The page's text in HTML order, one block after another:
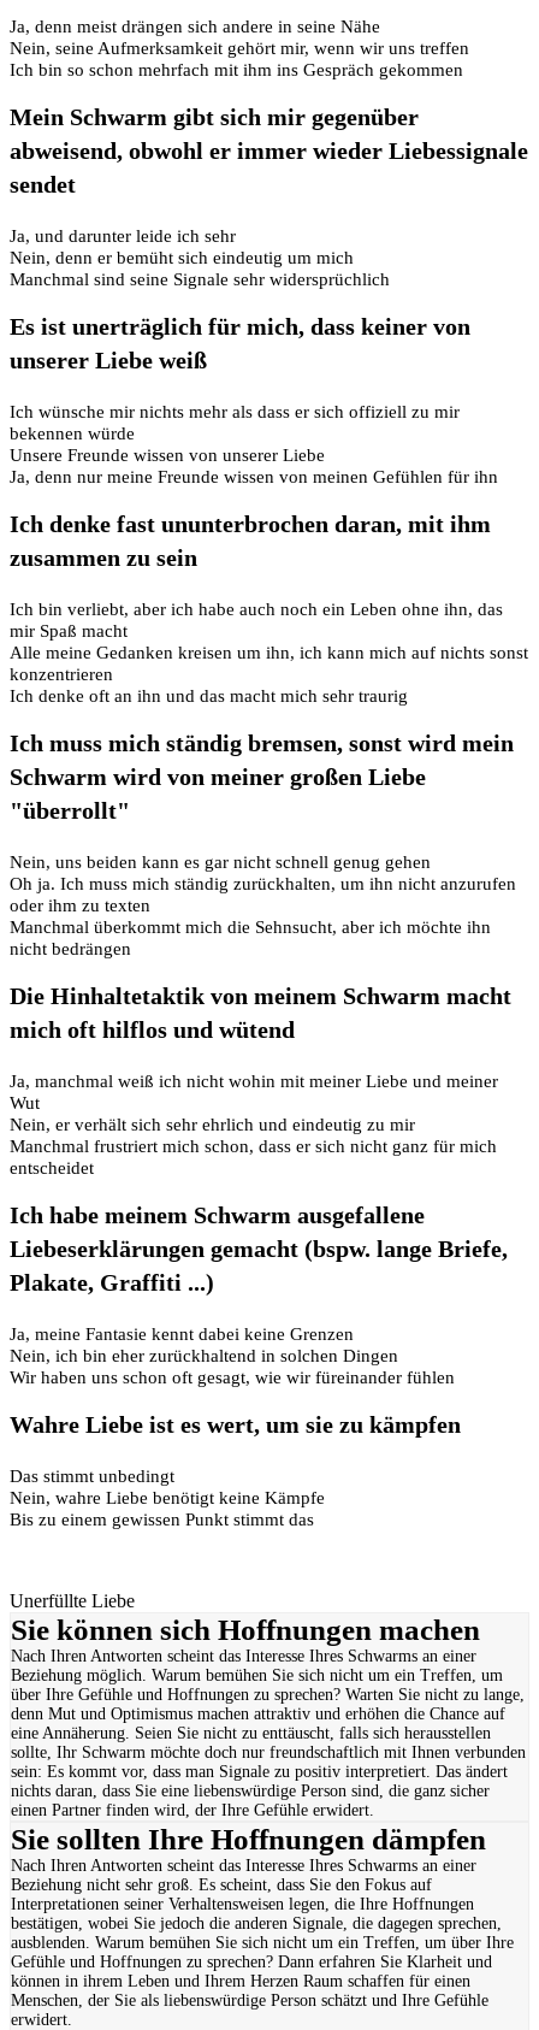
Ja, denn meist drängen sich andere in seine Nähe
Nein, seine Aufmerksamkeit gehört mir, wenn wir uns treffen
Ich bin so schon mehrfach mit ihm ins Gespräch gekommen
Mein Schwarm gibt sich mir gegenüber
abweisend, obwohl er immer wieder Liebessignale
sendet
Ja, und darunter leide ich sehr
Nein, denn er bemüht sich eindeutig um mich
Manchmal sind seine Signale sehr widersprüchlich
Es ist unerträglich für mich, dass keiner von
unserer Liebe weiß
Ich wünsche mir nichts mehr als dass er sich offiziell zu mir
bekennen würde
Unsere Freunde wissen von unserer Liebe
Ja, denn nur meine Freunde wissen von meinen Gefühlen für ihn
Ich denke fast ununterbrochen daran, mit ihm
zusammen zu sein
Ich bin verliebt, aber ich habe auch noch ein Leben ohne ihn, das
mir Spaß macht
Alle meine Gedanken kreisen um ihn, ich kann mich auf nichts sonst
konzentrieren
Ich denke oft an ihn und das macht mich sehr traurig
Ich muss mich ständig bremsen, sonst wird mein
Schwarm wird von meiner großen Liebe
"überrollt"
Nein, uns beiden kann es gar nicht schnell genug gehen
Oh ja. Ich muss mich ständig zurückhalten, um ihn nicht anzurufen
oder ihm zu texten
Manchmal überkommt mich die Sehnsucht, aber ich möchte ihn
nicht bedrängen
Die Hinhaltetaktik von meinem Schwarm macht
mich oft hilflos und wütend
Ja, manchmal weiß ich nicht wohin mit meiner Liebe und meiner
Wut
Nein, er verhält sich sehr ehrlich und eindeutig zu mir
Manchmal frustriert mich schon, dass er sich nicht ganz für mich
entscheidet
Ich habe meinem Schwarm ausgefallene
Liebeserklärungen gemacht (bspw. lange Briefe,
Plakate, Graffiti ...)
Ja, meine Fantasie kennt dabei keine Grenzen
Nein, ich bin eher zurückhaltend in solchen Dingen
Wir haben uns schon oft gesagt, wie wir füreinander fühlen
Wahre Liebe ist es wert, um sie zu kämpfen
Das stimmt unbedingt
Nein, wahre Liebe benötigt keine Kämpfe
Bis zu einem gewissen Punkt stimmt das
Unerfüllte Liebe
Sie können sich Hoffnungen machen
Nach Ihren Antworten scheint das Interesse Ihres Schwarms an einer
Beziehung möglich. Warum bemühen Sie sich nicht um ein Treffen, um
über Ihre Gefühle und Hoffnungen zu sprechen? Warten Sie nicht zu lange,
denn Mut und Optimismus machen attraktiv und erhöhen die Chance auf
eine Annäherung. Seien Sie nicht zu enttäuscht, falls sich herausstellen
sollte, Ihr Schwarm möchte doch nur freundschaftlich mit Ihnen verbunden
sein: Es kommt vor, dass man Signale zu positiv interpretiert. Das ändert
nichts daran, dass Sie eine liebenswürdige Person sind, die ganz sicher
einen Partner finden wird, der Ihre Gefühle erwidert.
Sie sollten Ihre Hoffnungen dämpfen
Nach Ihren Antworten scheint das Interesse Ihres Schwarms an einer
Beziehung nicht sehr groß. Es scheint, dass Sie den Fokus auf
Interpretationen seiner Verhaltensweisen legen, die Ihre Hoffnungen
bestätigen, wobei Sie jedoch die anderen Signale, die dagegen sprechen,
ausblenden. Warum bemühen Sie sich nicht um ein Treffen, um über Ihre
Gefühle und Hoffnungen zu sprechen? Dann erfahren Sie Klarheit und
können in ihrem Leben und Ihrem Herzen Raum schaffen für einen
Menschen, der Sie als liebenswürdige Person schätzt und Ihre Gefühle
erwidert.